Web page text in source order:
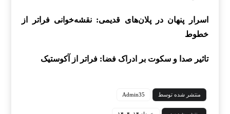
اسرار پنهان در پلان‌های قدیمی: نقشه‌خوانی فراتر از
خطوط
تاثیر صدا و سکوت بر ادراک فضا: فراتر از آکوستیک
منتشر شده توسط Admin35